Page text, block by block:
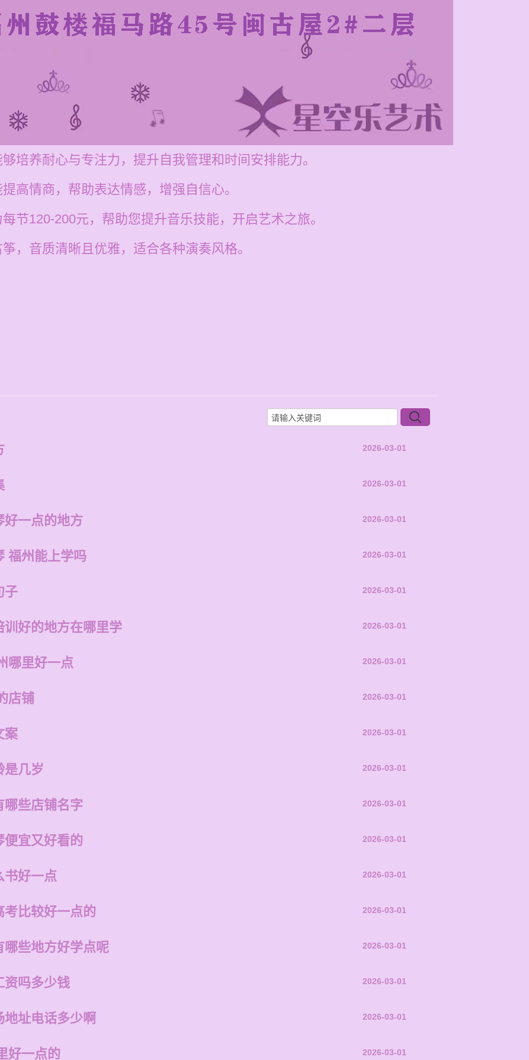
培养耐心与专注力，提升自我管理和时间安排能力。
高情商，帮助表达情感，增强自信心。
节120-200元，帮助您提升音乐技能，开启艺术之旅。
，音质清晰且优雅，适合各种演奏风格。
2026-03-01
2026-03-01
好一点的地方 2026-03-01
福州能上学吗 2026-03-01
子 2026-03-01
好的地方在哪里学 2026-03-01
哪里好一点 2026-03-01
店铺 2026-03-01
案 2026-03-01
是几岁 2026-03-01
哪些店铺名字 2026-03-01
便宜又好看的 2026-03-01
书好一点 2026-03-01
考比较好一点的 2026-03-01
些地方好学点呢 2026-03-01
资吗多少钱 2026-03-01
地址电话多少啊 2026-03-01
好一点的 2026-03-01